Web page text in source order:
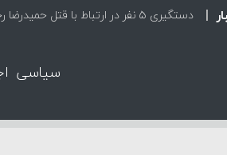
دستگیری ۵ نفر در ارتباط با قتل حمیدرضا رجب‌زاده
سیاسی